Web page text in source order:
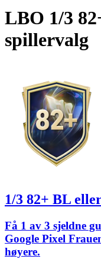
LBO 1/3
spillervalg
1/3 82+ BL
Få 1 av 3 sjeldne
Google Pixel
høyere.